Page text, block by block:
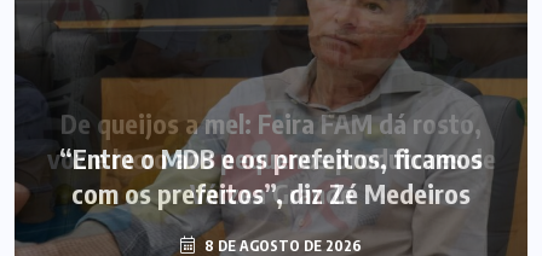
“Entre o MDB e os prefeitos, ficamos
com os prefeitos”, diz Zé Medeiros
8 DE AGOSTO DE 2026